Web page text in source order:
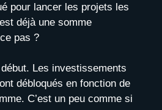
pour lancer les projets les
déjà une somme
pas ?
Les investissements
débloqués en fonction de
C’est un peu comme si